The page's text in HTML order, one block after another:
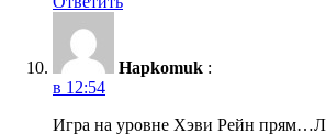
Hapkomuk :
в 12:54
Игра на уровне Хэви Рейн